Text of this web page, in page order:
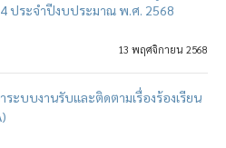
ประจำปีงบประมาณ พ.ศ. 2568
13 พฤศจิกายน 2568
ะบบงานรับและติดตามเรื่องร้องเรียน